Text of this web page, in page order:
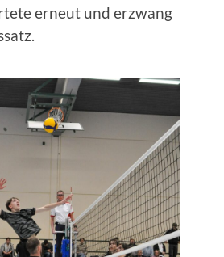
erneut und erzwang